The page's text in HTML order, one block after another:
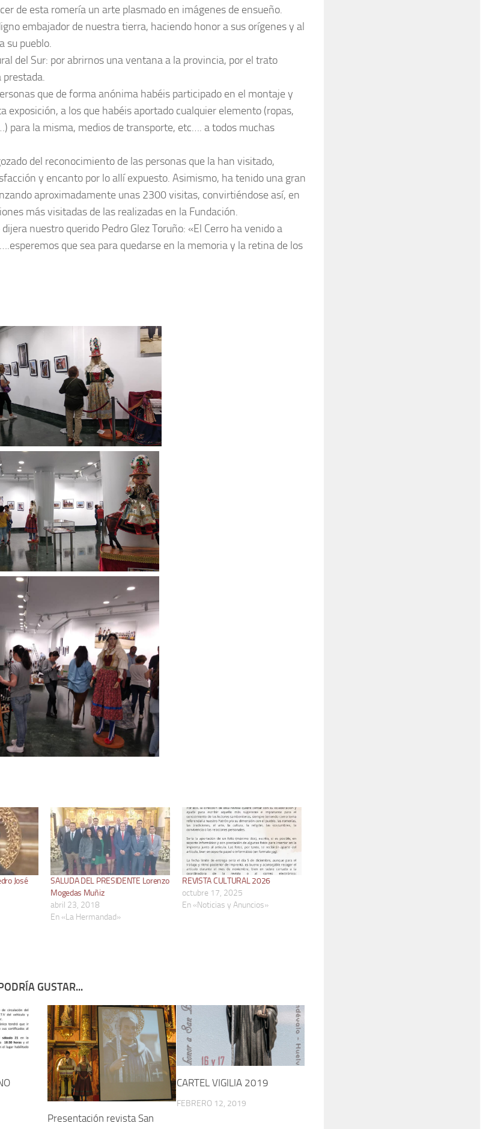
de esta romería un arte plasmado en imágenes de ensueño.
embajador de nuestra tierra, haciendo honor a sus orígenes y al
su pueblo.
del Sur: por abrirnos una ventana a la provincia, por el trato
prestada.
que de forma anónima habéis participado en el montaje y
exposición, a los que habéis aportado cualquier elemento (ropas,
para la misma, medios de transporte, etc…. a todos muchas
del reconocimiento de las personas que la han visitado,
y encanto por lo allí expuesto. Asimismo, ha tenido una gran
aproximadamente unas 2300 visitas, convirtiéndose así, en
más visitadas de las realizadas en la Fundación.
nuestro querido Pedro Glez Toruño: «El Cerro ha venido a
que sea para quedarse en la memoria y la retina de los
José
SALUDA DEL PRESIDENTE Lorenzo
Mogedas Muñiz
abril 23, 2018
En «La Hermandad»
REVISTA CULTURAL 2026
octubre 17, 2025
En «Noticias y Anuncios»
GUSTAR...
Presentación revista San
CARTEL VIGILIA 2019
FEBRERO 12, 2019